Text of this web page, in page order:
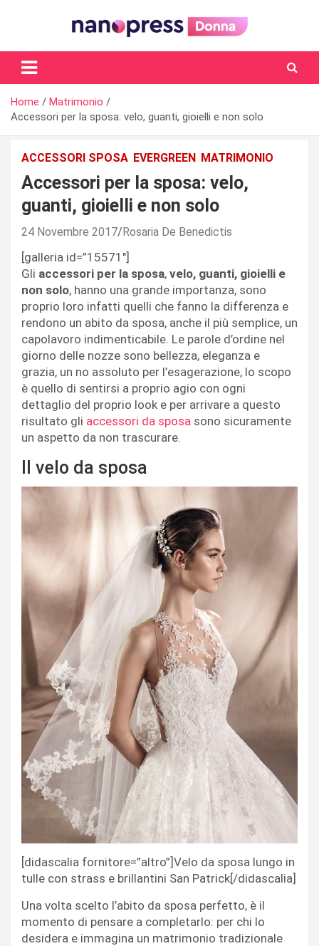
Il magazine femminile di Nanopress.it
Home
Matrimonio
Accessori per la sposa: velo, guanti, gioielli e non solo
ACCESSORI SPOSA EVERGREEN MATRIMONIO
Accessori per la sposa: velo,
guanti, gioielli e non solo
24 Novembre 2017 Rosaria De Benedictis
[galleria id=”15571″]
Gli accessori per la sposa, velo, guanti, gioielli e
non solo, hanno una grande importanza, sono
proprio loro infatti quelli che fanno la differenza e
rendono un abito da sposa, anche il più semplice, un
capolavoro indimenticabile. Le parole d’ordine nel
giorno delle nozze sono bellezza, eleganza e
grazia, un no assoluto per l’esagerazione, lo scopo
è quello di sentirsi a proprio agio con ogni
dettaglio del proprio look e per arrivare a questo
risultato gli accessori da sposa sono sicuramente
un aspetto da non trascurare.
Il velo da sposa
[didascalia fornitore=”altro”]Velo da sposa lungo in
tulle con strass e brillantini San Patrick[/didascalia]
Una volta scelto l’abito da sposa perfetto, è il
momento di pensare a completarlo: per chi lo
desidera e immagina un matrimonio tradizionale